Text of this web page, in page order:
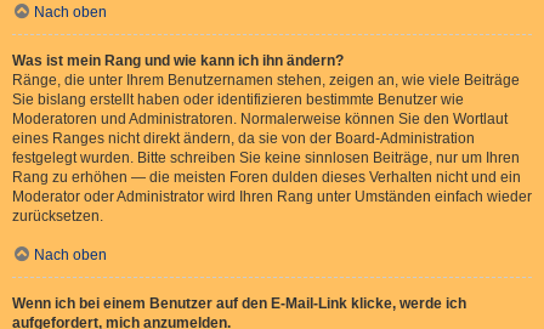
Nach oben
Was ist mein Rang und wie kann ich ihn ändern?
Ränge, die unter Ihrem Benutzernamen stehen, zeigen an, wie viele Beiträge
Sie bislang erstellt haben oder identifizieren bestimmte Benutzer wie
Moderatoren und Administratoren. Normalerweise können Sie den Wortlaut
eines Ranges nicht direkt ändern, da sie von der Board-Administration
festgelegt wurden. Bitte schreiben Sie keine sinnlosen Beiträge, nur um Ihren
Rang zu erhöhen — die meisten Foren dulden dieses Verhalten nicht und ein
Moderator oder Administrator wird Ihren Rang unter Umständen einfach wieder
zurücksetzen.
Nach oben
Wenn ich bei einem Benutzer auf den E-Mail-Link klicke, werde ich
aufgefordert, mich anzumelden.